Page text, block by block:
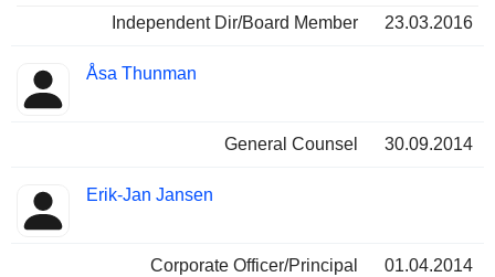
Independent Dir/Board Member
23.03.2016
Åsa Thunman
General Counsel 30.09.2014
Erik-Jan Jansen
Corporate Officer/Principal 01.04.2014